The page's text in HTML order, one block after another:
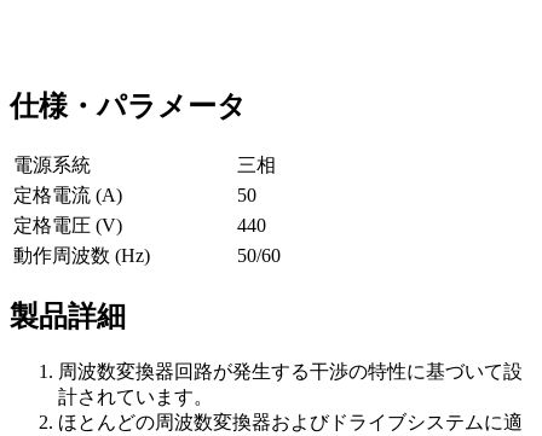
仕様・パラメータ
電源系統
三相
定格電流 (A)
50
定格電圧 (V)
440
動作周波数 (Hz)
50/60
製品詳細
周波数変換器回路が発生する干渉の特性に基づいて設
計されています。
ほとんどの周波数変換器およびドライブシステムに適